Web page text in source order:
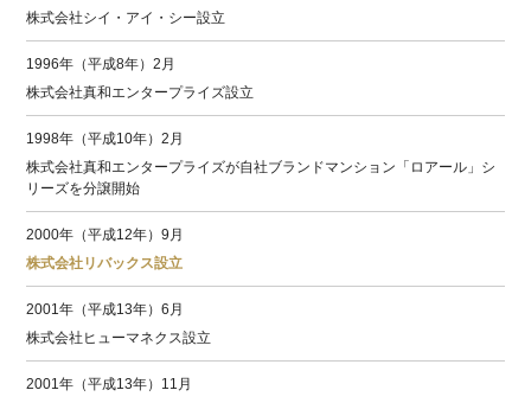
株式会社シイ・アイ・シー設立
1996年（平成8年）2月
株式会社真和エンタープライズ設立
1998年（平成10年）2月
株式会社真和エンタープライズが自社ブランドマンション「ロアール」シ
リーズを分譲開始
2000年（平成12年）9月
株式会社リバックス設立
2001年（平成13年）6月
株式会社ヒューマネクス設立
2001年（平成13年）11月